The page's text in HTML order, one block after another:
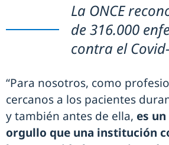
La ONCE
de 316.000
contra el
“Para nosotros, como
cercanos a los pacientes
y también antes de ella, es
orgullo que una institución